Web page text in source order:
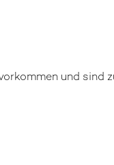
und sind